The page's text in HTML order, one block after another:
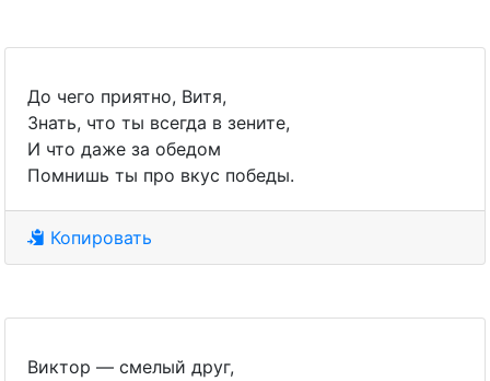
До чего приятно, Витя,
Знать, что ты всегда в зените,
И что даже за обедом
Помнишь ты про вкус победы.
Копировать
Виктор — смелый друг,